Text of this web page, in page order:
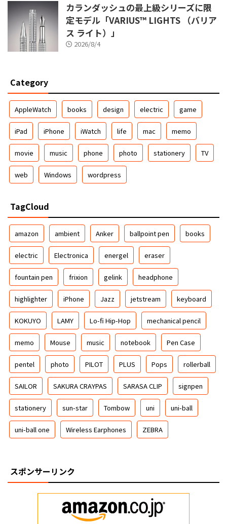
カランダッシュの最上級シリーズに限
定モデル「VARIUS™ LIGHTS （バリア
ス ライト）」
2026/8/4
Category
AppleWatch books design electric game
iPad iPhone iWatch life mac memo
movie music phone photo stationery TV
web Windows wordpress
TagCloud
amazon ambient Anker ballpoint pen books
electric Electronica energel eraser
fountain pen frixion gelink headphone
highlighter iPhone Jazz jetstream keyboard
KOKUYO LAMY Lo-fi Hip-Hop mechanical pencil
memo Mouse music notebook Pen Case
pentel photo PILOT PLUS Pops rollerball
SAILOR SAKURA CRAYPAS SARASA CLIP signpen
stationery sun-star Tombow uni uni-ball
uni-ball one Wireless Earphones ZEBRA
スポンサーリンク